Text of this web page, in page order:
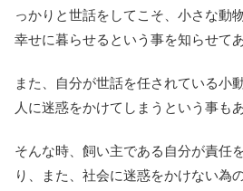
っかりと世話をしてこそ、小さな動
幸せに暮らせるという事を知らせて
また、自分が世話を任されている小
人に迷惑をかけてしまうという事も
そんな時、飼い主である自分が責任
り、また、社会に迷惑をかけない為